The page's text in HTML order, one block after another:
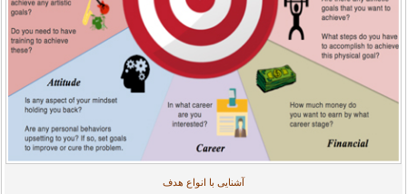
آشنایی با انواع هدف